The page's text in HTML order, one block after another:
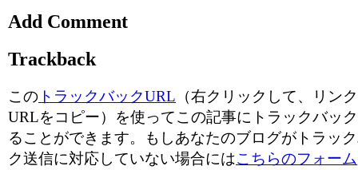
Add Comment
Trackback
この トラックバックURL （右クリックして、リン
URLをコピー）を使ってこの記事にトラックバッ
ることができます。もしあなたのブログがトラッ
ク送信に対応していない場合にはこちらのフォーム